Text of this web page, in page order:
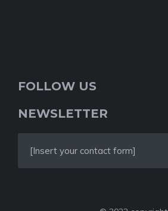
FOLLOW US
NEWSLETTER
[Insert your contact form]